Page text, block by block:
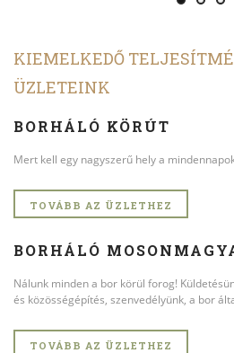
KIEMELKEDŐ
ÜZLETEINK
BORHÁLÓ KÖRÚT
Mert kell egy nagyszerű hely a
TOVÁBB AZ ÜZLETHEZ
BORHÁLÓ
Nálunk minden a bor körül forog!
és közösségépítés, szenvedélyünk, a bor
TOVÁBB AZ ÜZLETHEZ